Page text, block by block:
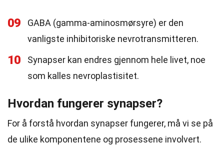
09
GABA (gamma-aminosmørsyre) er den
vanligste inhibitoriske nevrotransmitteren.
10
Synapser kan endres gjennom hele livet, noe
som kalles nevroplastisitet.
Hvordan fungerer synapser?
For å forstå hvordan synapser fungerer, må vi se på
de ulike komponentene og prosessene involvert.